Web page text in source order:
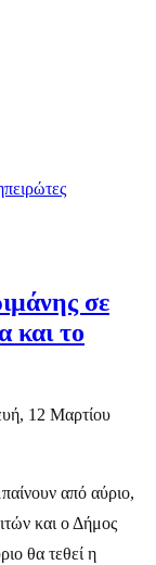
σε
και το
12 Μαρτίου
από αύριο,
και ο Δήμος
θα τεθεί η